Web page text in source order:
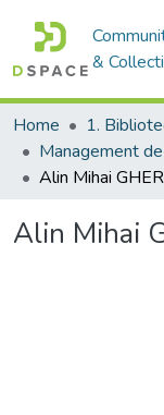
&
Home 1.
Management
Alin Mihai
Alin Mihai